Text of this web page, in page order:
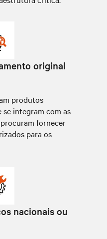
original
produtos
integram com as
fornecer
para os
nacionais ou